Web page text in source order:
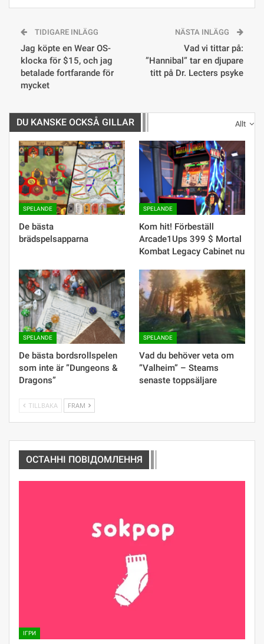
TIDIGARE INLÄGG
Jag köpte en Wear OS-
klocka för $15, och jag
betalade fortfarande för
mycket
NÄSTA INLÄGG
Vad vi tittar på:
”Hannibal” tar en djupare
titt på Dr. Lecters psyke
Allt
DU KANSKE OCKSÅ GILLAR
SPELANDE
De bästa
brädspelsapparna
SPELANDE
Kom hit! Förbeställ
Arcade1Ups 399 $ Mortal
Kombat Legacy Cabinet nu
SPELANDE
De bästa bordsrollspelen
som inte är ”Dungeons &
Dragons”
SPELANDE
Vad du behöver veta om
”Valheim” – Steams
senaste toppsäljare
TILLBAKA FRAM
ОСТАННІ ПОВІДОМЛЕННЯ
ІГРИ